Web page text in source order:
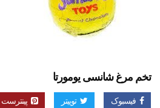
تخم مرغ شانسی یومورتا
فیسبوک توییتر پینترست